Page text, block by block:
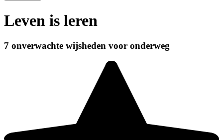
Leven is leren
7 onverwachte wijsheden voor onderweg